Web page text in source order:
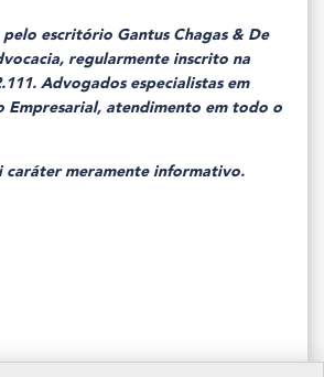
escritório Gantus Chagas & De
regularmente inscrito na
Advogados especialistas em
Empresarial, atendimento em todo o
caráter meramente informativo.